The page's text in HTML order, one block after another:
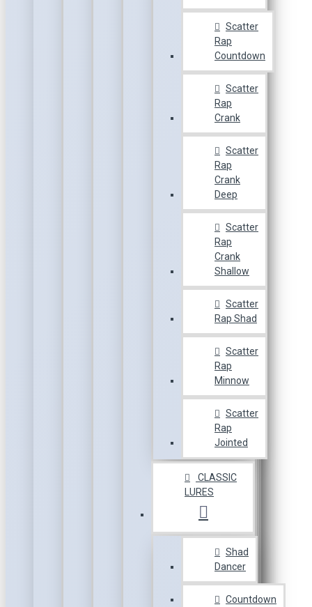
Scatter
Rap
Countdown
Scatter
Rap
Crank
Scatter
Rap
Crank
Deep
Scatter
Rap
Crank
Shallow
Scatter
Rap Shad
Scatter
Rap
Minnow
Scatter
Rap
Jointed
CLASSIC
LURES
Shad
Dancer
Countdown